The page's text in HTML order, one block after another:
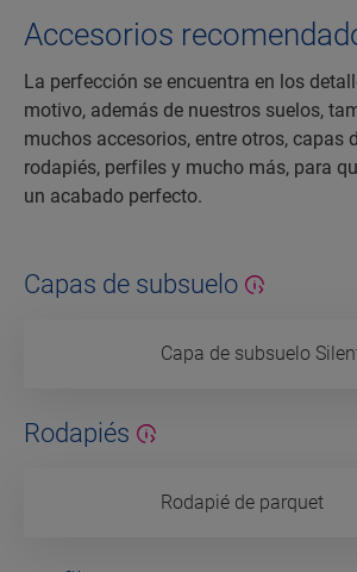
Accesorios
La perfección se encuentra en los
motivo, además de nuestros suelos,
muchos accesorios, entre otros, capas
rodapiés, perfiles y mucho más, para
un acabado perfecto.
Capas de subsuelo
Capa de subsuelo
Rodapiés
Rodapié de parquet